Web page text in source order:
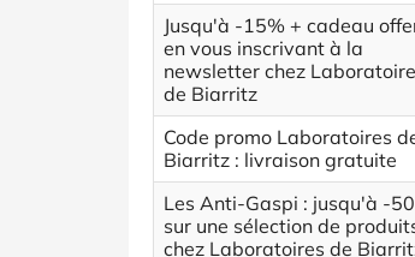
Jusqu'à -15% + cadeau
en vous inscrivant à la
newsletter chez
de Biarritz
Code promo Laboratoires
Biarritz : livraison gratuite
Les Anti-Gaspi : jusqu'à -
sur une sélection de
chez Laboratoires de